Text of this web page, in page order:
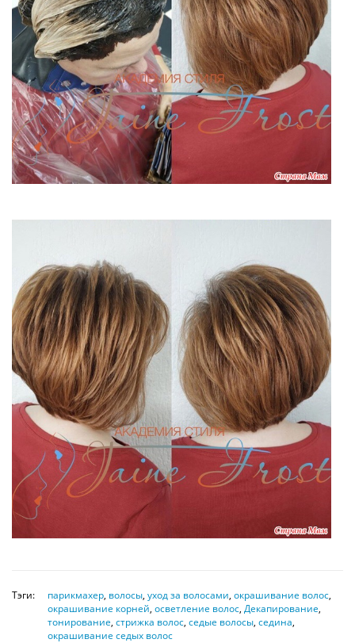
Тэги: парикмахер, волосы, уход за волосами, окрашивание волос,
окрашивание корней, осветление волос, Декапирование,
тонирование, стрижка волос, седые волосы, седина,
окрашивание седых волос